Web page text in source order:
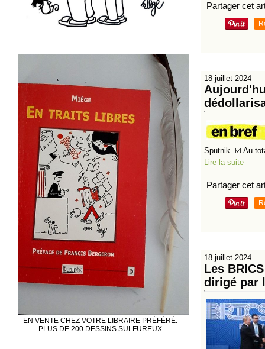
EN VENTE CHEZ VOTRE LIBRAIRE PRÉFÉRÉ.
PLUS DE 200 DESSINS SULFUREUX
Partager cet
18 juillet 2024
Sputnik. ☑️ Au
Lire la suite
Partager cet
18 juillet 2024
Les
dirigé par